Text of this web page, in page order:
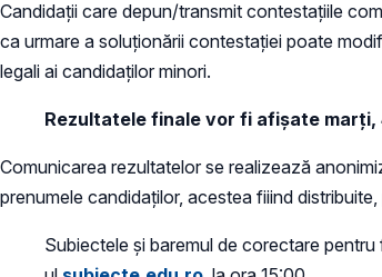
Candidații care depun/transmit contestațiile
ca urmare a soluționării contestației poate
legali ai candidaților minori.
Rezultatele finale vor fi afișate marți,
Comunicarea rezultatelor se realizează
prenumele candidaților, acestea fiiind
Subiectele și baremul de corectare